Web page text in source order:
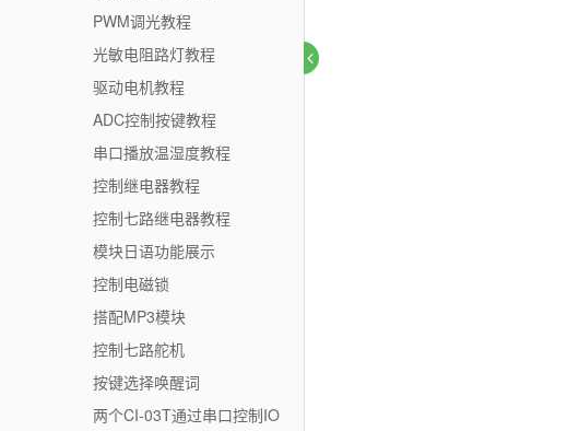
PWM调光教程
光敏电阻路灯教程
驱动电机教程
ADC控制按键教程
串口播放温湿度教程
控制继电器教程
控制七路继电器教程
模块日语功能展示
控制电磁锁
搭配MP3模块
控制七路舵机
按键选择唤醒词
两个CI-03T通过串口控制IO